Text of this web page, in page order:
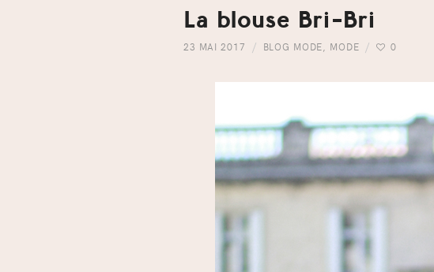
La blouse Bri-Bri
23 MAI 2017 BLOG MODE MODE 0